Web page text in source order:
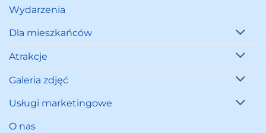
Wydarzenia
Dla mieszkańców
Atrakcje
Galeria zdjęć
Usługi marketingowe
O nas